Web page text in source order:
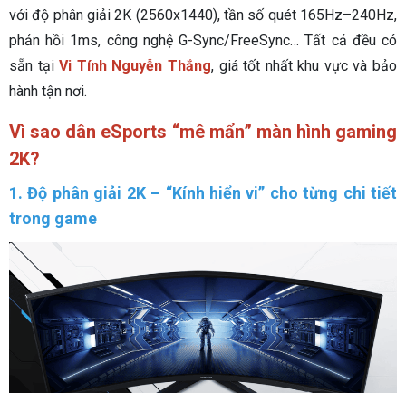
với độ phân giải 2K (2560x1440), tần số quét 165Hz–240Hz,
phản hồi 1ms, công nghệ G-Sync/FreeSync… Tất cả đều có
sẵn tạiVi Tính Nguyễn Thắng, giá tốt nhất khu vực và bảo
hành tận nơi.
Vì sao dân eSports “mê mẩn” màn hình gaming
2K?
1. Độ phân giải 2K – “Kính hiển vi” cho từng chi tiết
trong game